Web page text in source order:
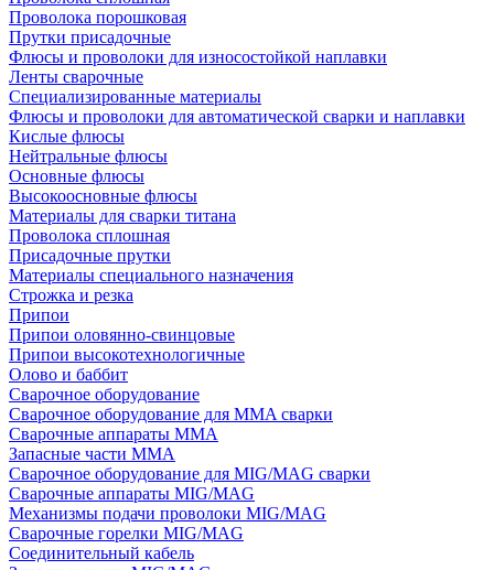
Проволока порошковая
Прутки присадочные
Флюсы и проволоки для износостойкой наплавки
Ленты сварочные
Специализированные материалы
Флюсы и проволоки для автоматической сварки и наплавки
Кислые флюсы
Нейтральные флюсы
Основные флюсы
Высокоосновные флюсы
Материалы для сварки титана
Проволока сплошная
Присадочные прутки
Материалы специального назначения
Строжка и резка
Припои
Припои оловянно-свинцовые
Припои высокотехнологичные
Олово и баббит
Сварочное оборудование
Сварочное оборудование для MMA сварки
Сварочные аппараты MMA
Запасные части MMA
Сварочное оборудование для MIG/MAG сварки
Сварочные аппараты MIG/MAG
Механизмы подачи проволоки MIG/MAG
Сварочные горелки MIG/MAG
Соединительный кабель